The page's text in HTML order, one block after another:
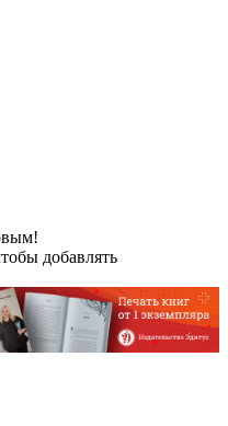
добавлять